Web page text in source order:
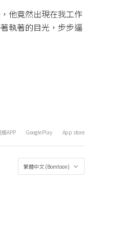
他竟然出現在我工作
執著的目光，步步逼
APP Google Play App store
繁體中文 (Bomtoon)